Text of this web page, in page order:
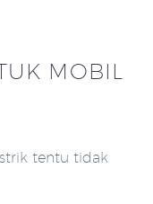
MOBIL
tentu tidak